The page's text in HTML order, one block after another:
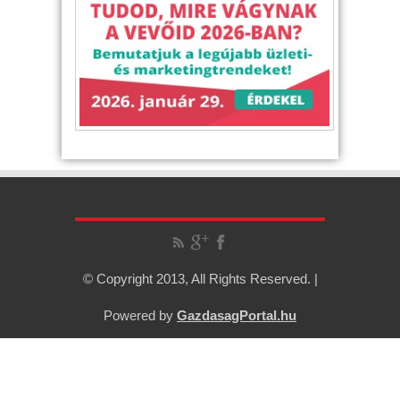
© Copyright 2013, All Rights Reserved. |
Powered by GazdasagPortal.hu